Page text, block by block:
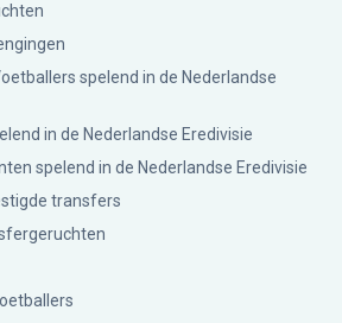
spelend in de Nederlandse
in de Nederlandse Eredivisie
spelend in de Nederlandse Eredivisie
transfers